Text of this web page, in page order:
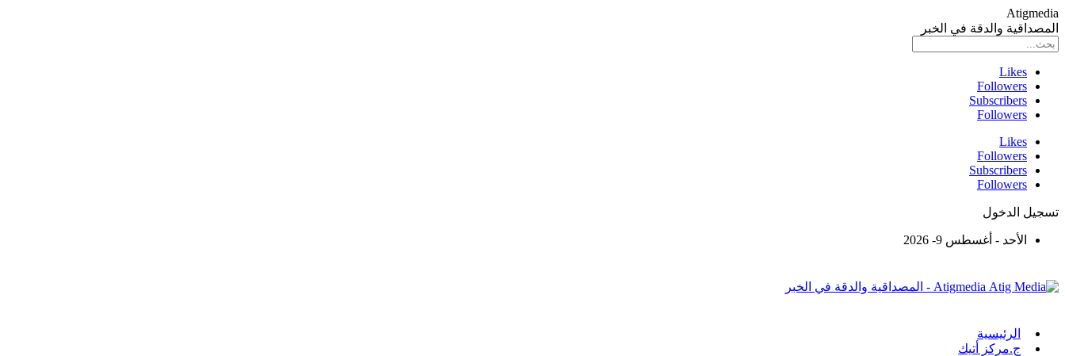
Atigmedia
المصداقية والدقة في الخبر
Likes
Followers
Subscribers
Followers
Likes
Followers
Subscribers
Followers
تسجيل الدخول
الأحد - أغسطس 9- 2026
Atigmedia - المصداقية والدقة في الخبر
الرئيسية
ج.مركز أتيك